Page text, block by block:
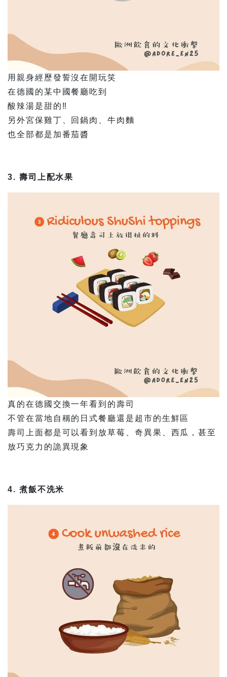
用親身經歷發誓沒在開玩笑
在德國的某中國餐廳吃到
酸辣湯是甜的‼️
另外宮保雞丁、回鍋肉、牛肉麵
也全部都是加番茄醬
3. 壽司上配水果
真的在德國交換一年看到的壽司
不管在當地自稱的日式餐廳還是超市的生鮮區
壽司上面都是可以看到放草莓、奇異果、西瓜，甚至
放巧克力的詭異現象
4. 煮飯不洗米